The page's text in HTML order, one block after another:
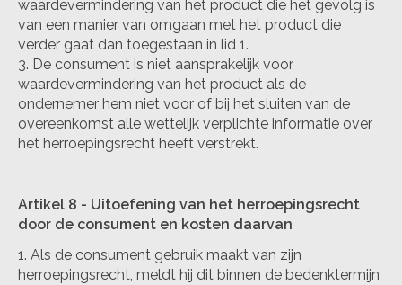
waardevermindering van het product die het gevolg is
van een manier van omgaan met het product die
verder gaat dan toegestaan in lid 1.
De consument is niet aansprakelijk voor
waardevermindering van het product als de
ondernemer hem niet voor of bij het sluiten van de
overeenkomst alle wettelijk verplichte informatie over
het herroepingsrecht heeft verstrekt.
Artikel 8 - Uitoefening van het herroepingsrecht
door de consument en kosten daarvan
Als de consument gebruik maakt van zijn
herroepingsrecht, meldt hij dit binnen de bedenktermijn